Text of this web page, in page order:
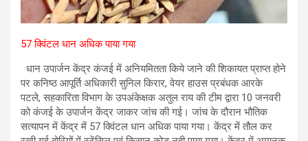
57 क्विंटल धान अधिक पाया गया
धान उपार्जन केंद्र कंजई में अनियमितता किये जाने की शिकायत प्राप्‍त होने
पर कनिष्‍ठ आपूर्ति अधिकारी सुनिल किरार, वेयर हाउस प्रबंधक आरके
पटले, सहकारिता विभाग के उपअंकेक्षक अतुल राय की टीम द्वारा 10 जनवरी
को कंजई के उपार्जन केंद्र जाकर जांच की गई। जांच के दौरान भौतिक
सत्‍यापन में केंद्र में 57 क्विंटल धान अधिक पाया गया। केंद्र में तौल कर